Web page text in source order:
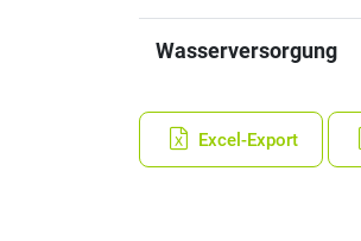
Wasserversorgung
Excel-Export